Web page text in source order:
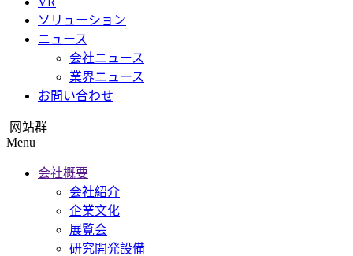
ソリューション
ニュース
会社ニュース
業界ニュース
お問い合わせ
网站群
Menu
会社概要
会社紹介
企業文化
展覧会
研究開発設備